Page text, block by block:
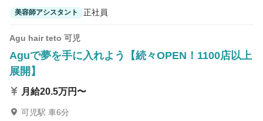
美容師アシスタント 正社員
Agu hair teto 可児
Aguで夢を手に入れよう【続々OPEN！1100店以上
展開】
月給20.5万円〜
可児駅 車6分